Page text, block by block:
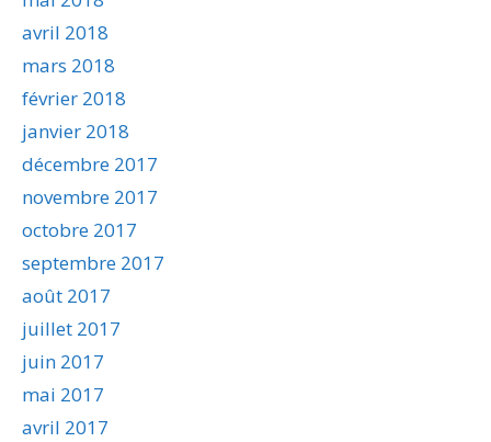
avril 2018
mars 2018
février 2018
janvier 2018
décembre 2017
novembre 2017
octobre 2017
septembre 2017
août 2017
juillet 2017
juin 2017
mai 2017
avril 2017